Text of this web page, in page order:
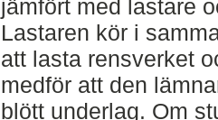
jämfört med lastare
Lastaren kör i
att lasta rensverket
medför att den
blött underlag. Om